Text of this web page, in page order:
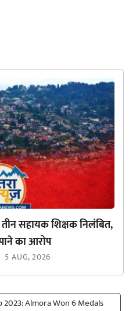
तीन सहायक शिक्षक निलंबित,
का आरोप
5 AUG, 2026
Almora Won 6 Medals